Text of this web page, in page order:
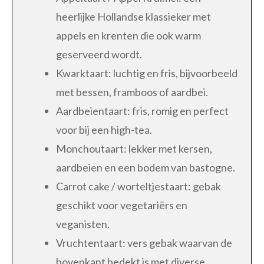
heerlijke Hollandse klassieker met
appels en krenten die ook warm
geserveerd wordt.
Kwarktaart: luchtig en fris, bijvoorbeeld
met bessen, framboos of aardbei.
Aardbeientaart: fris, romig en perfect
voor bij een high-tea.
Monchoutaart: lekker met kersen,
aardbeien en een bodem van bastogne.
Carrot cake / worteltjestaart: gebak
geschikt voor vegetariërs en
veganisten.
Vruchtentaart: vers gebak waarvan de